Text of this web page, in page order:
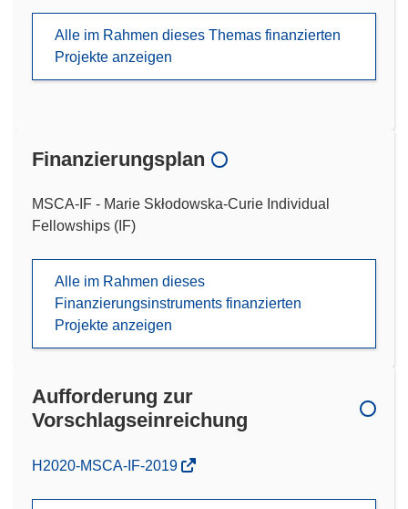
Alle im Rahmen dieses Themas finanzierten
Projekte anzeigen
Finanzierungsplan
MSCA-IF - Marie Skłodowska-Curie Individual
Fellowships (IF)
Alle im Rahmen dieses
Finanzierungsinstruments finanzierten
Projekte anzeigen
Aufforderung zur
Vorschlagseinreichung
(öffnet
H2020-MSCA-IF-2019